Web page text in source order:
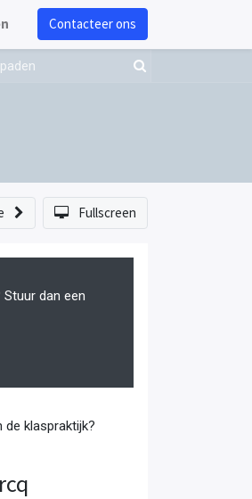
Contacteer ons
Fullscreen
dan een
de klaspraktijk?